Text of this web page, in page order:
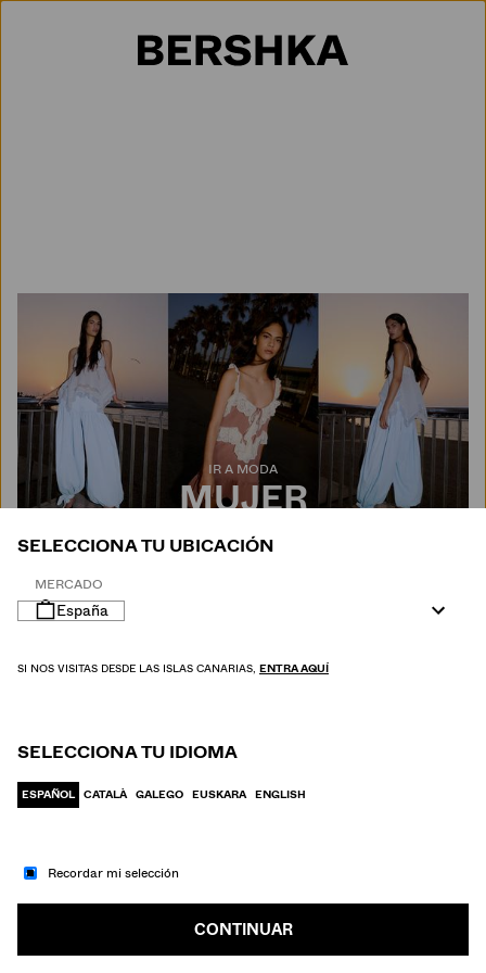
Selección de país
IR A MODA
MUJER
HOMBRE
SELECCIONA TU UBICACIÓN
MERCADO
España
SI NOS VISITAS DESDE LAS ISLAS CANARIAS, ENTRA AQUÍ
SELECCIONA TU IDIOMA
ESPAÑOL CATALÀ GALEGO EUSKARA ENGLISH
Recordar mi selección
CONTINUAR